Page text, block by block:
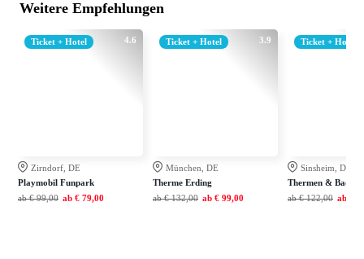
Weitere Empfehlungen
4.6
Ticket + Hotel
Zirndorf, DE
Playmobil Funpark
ab € 99,00 ab € 79,00
3.9
Ticket + Hotel
München, DE
Therme Erding
ab € 132,00 ab € 99,00
Ticket + Hotel
Sinsheim, DE
Thermen &
ab € 122,00 ab